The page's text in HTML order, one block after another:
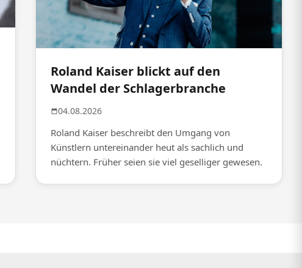
Roland Kaiser blickt auf den
Wandel der Schlagerbranche
04.08.2026
Roland Kaiser beschreibt den Umgang von
Künstlern untereinander heut als sachlich und
nüchtern. Früher seien sie viel geselliger gewesen.